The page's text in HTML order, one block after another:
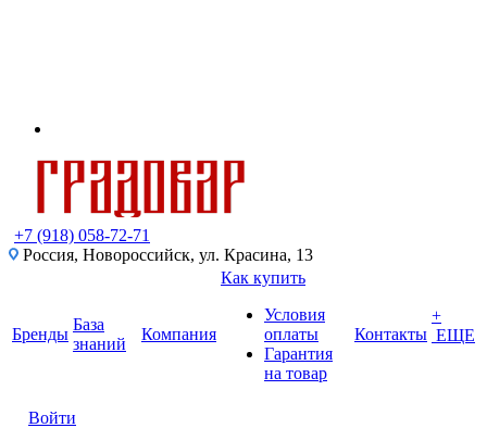
+7 (918) 058-72-71
Россия, Новороссийск, ул. Красина, 13
Бренды
База
знаний
Компания
Как купить
Условия
оплаты
Гарантия
на товар
Контакты
+
ЕЩЕ
Войти